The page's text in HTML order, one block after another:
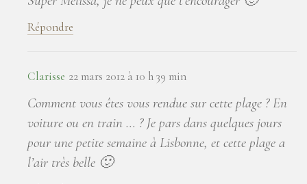
Répondre
Clarisse 22 mars 2012 à 10 h 39 min
Comment vous êtes vous rendue sur cette plage ? En
voiture ou en train … ? Je pars dans quelques jours
pour une petite semaine à Lisbonne, et cette plage a
l’air très belle 🙂